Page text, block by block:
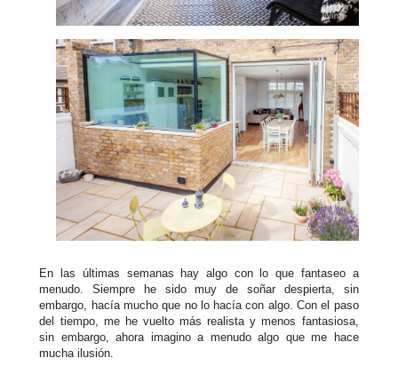
En las últimas semanas hay algo con lo que fantaseo a
menudo. Siempre he sido muy de soñar despierta, sin
embargo, hacía mucho que no lo hacía con algo. Con el paso
del tiempo, me he vuelto más realista y menos fantasiosa,
sin embargo, ahora imagino a menudo algo que me hace
mucha ilusión.